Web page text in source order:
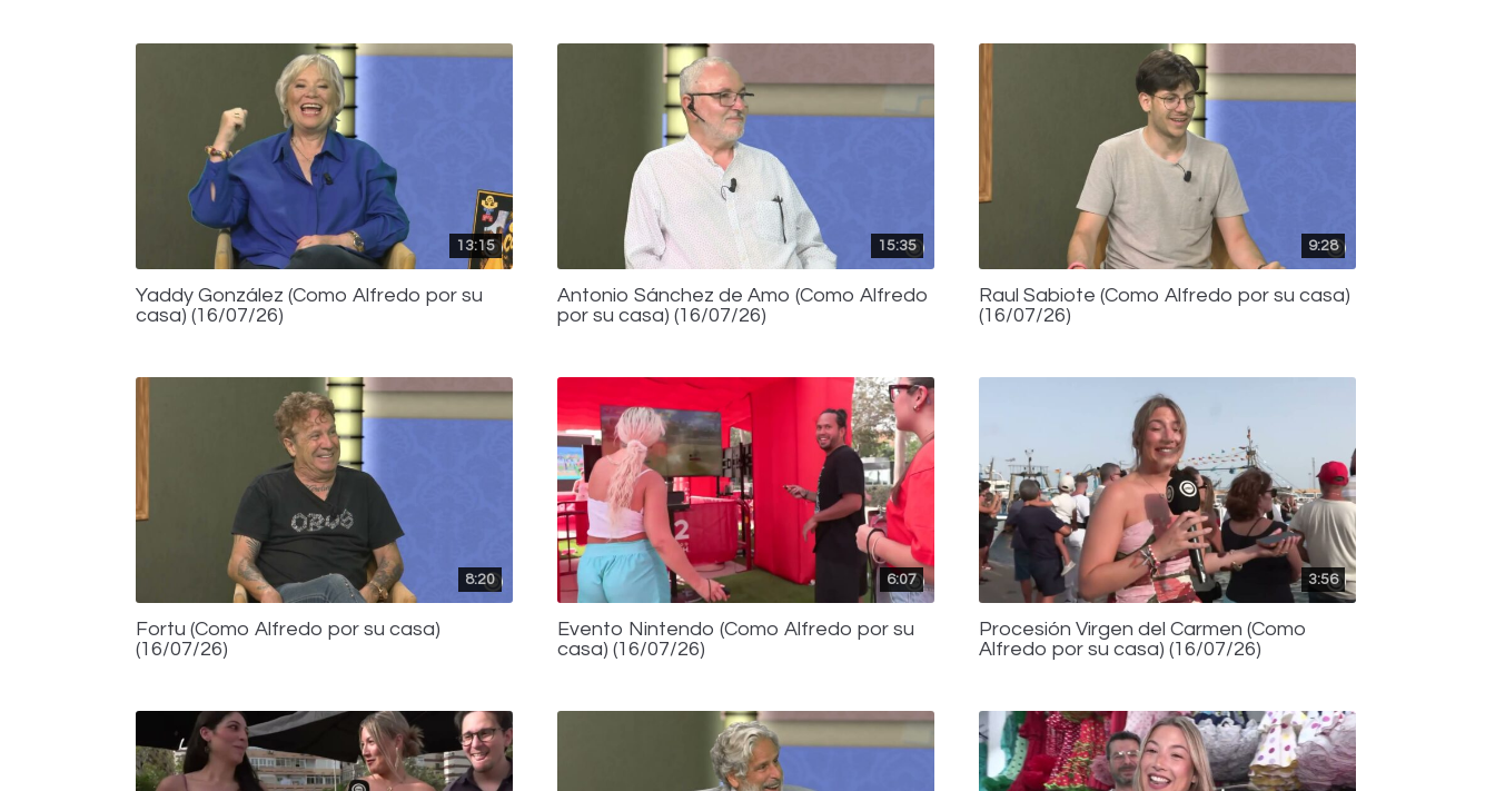
13:15
Yaddy González (Como Alfredo por su
casa) (16/07/26)
15:35
Antonio Sánchez de Amo (Como Alfredo
por su casa) (16/07/26)
9:28
Raul Sabiote (Como Alfredo por su casa)
(16/07/26)
8:20
Fortu (Como Alfredo por su casa)
(16/07/26)
6:07
Evento Nintendo (Como Alfredo por su
casa) (16/07/26)
3:56
Procesión Virgen del Carmen (Como
Alfredo por su casa) (16/07/26)